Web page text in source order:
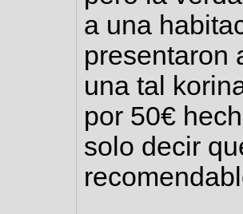
a una
presentaron
una tal
por 50€
solo decir